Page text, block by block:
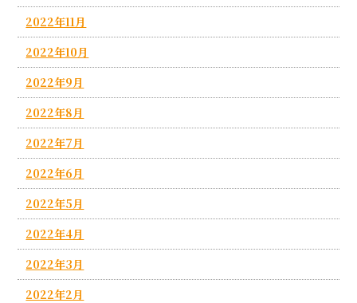
2022年11月
2022年10月
2022年9月
2022年8月
2022年7月
2022年6月
2022年5月
2022年4月
2022年3月
2022年2月